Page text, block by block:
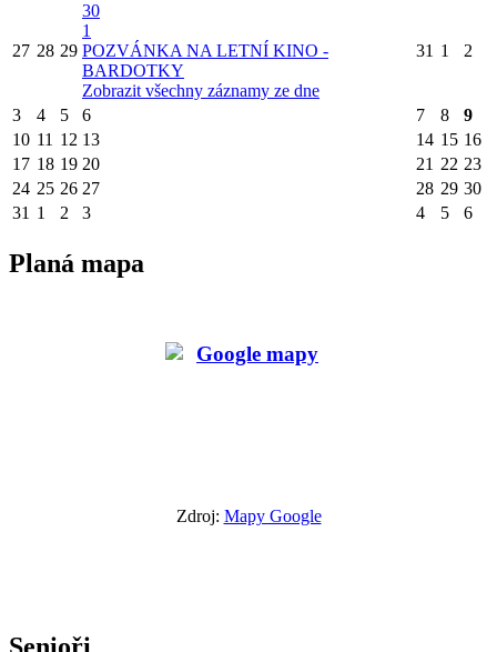
27 28 29
30
1
POZVÁNKA NA LETNÍ KINO -
BARDOTKY
Zobrazit všechny záznamy ze dne
31 1 2
3 4 5 6 7 8
9
10 11 12 13 14 15 16
17 18 19 20 21 22 23
24 25 26 27 28 29 30
31 1 2 3 4 5 6
Planá mapa
Zdroj: Mapy Google